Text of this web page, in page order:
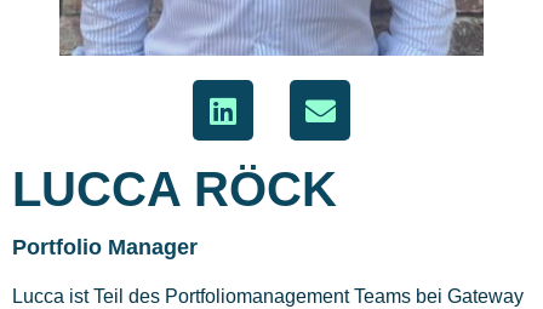
LUCCA RÖCK
Portfolio Manager
Lucca ist Teil des Portfoliomanagement Teams bei Gateway